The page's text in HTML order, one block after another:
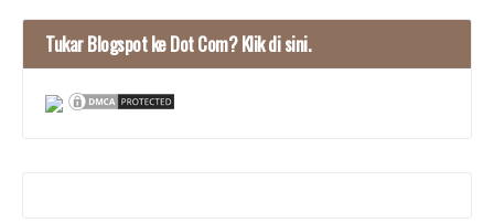
Tukar Blogspot ke Dot Com? Klik di sini.